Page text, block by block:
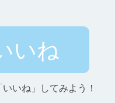
いね
いね」してみよう！